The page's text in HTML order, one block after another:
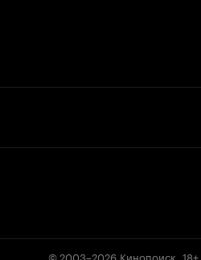
© 2003–2026 Кинопоиск 18+